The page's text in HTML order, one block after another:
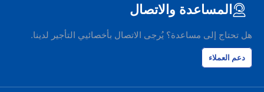
المساعدة والاتصال
هل تحتاج إلى مساعدة؟ يُرجى الاتصال بأخصائيي التأجير لدينا.
دعم العملاء